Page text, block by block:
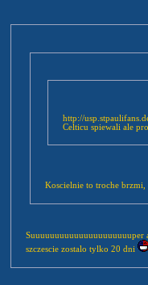
http://
Celticu spiewali ale
Koscielnie to troche brzmi,
Suuuuuuuuuuuuuuuuuuuuuper
szczescie zostalo tylko 20 dni